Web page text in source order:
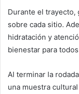
Durante el trayecto,
sobre cada sitio.
hidratación y
bienestar para
Al terminar la
una muestra